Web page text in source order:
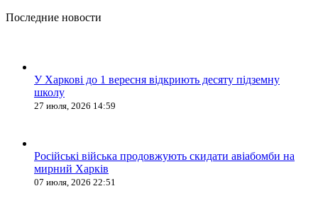
Последние новости
У Харкові до 1 вересня відкриють десяту підземну
школу
27 июля, 2026 14:59
Російські війська продовжують скидати авіабомби на
мирний Харків
07 июля, 2026 22:51